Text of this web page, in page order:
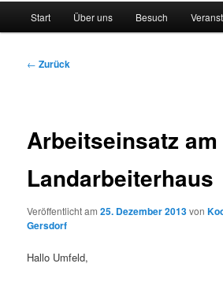
Start Über uns Besuch
Beitragsnavigation
← Zurück
Arbeitseinsatz am
Landarbeiterhaus
Veröffentlicht am25. Dezember 2013von
Gersdorf
Hallo Umfeld,